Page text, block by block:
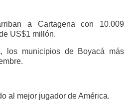
a Cartagena con 10.009
US$1 millón.
los municipios de Boyacá más
al mejor jugador de América.